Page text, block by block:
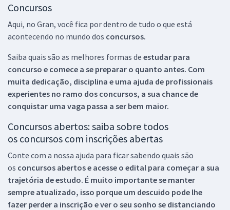
Concursos
Aqui, no Gran, você fica por dentro de tudo o que está
acontecendo no mundo dos concursos.
Saiba quais são as melhores formas de estudar para
concurso e comece a se preparar o quanto antes. Com
muita dedicação, disciplina e uma ajuda de profissionais
experientes no ramo dos concursos, a sua chance de
conquistar uma vaga passa a ser bem maior.
Concursos abertos: saiba sobre todos
os concursos com inscrições abertas
Conte com a nossa ajuda para ficar sabendo quais são
os concursos abertos e acesse o edital para começar a sua
trajetória de estudo. É muito importante se manter
sempre atualizado, isso porque um descuido pode lhe
fazer perder a inscrição e ver o seu sonho se distanciando